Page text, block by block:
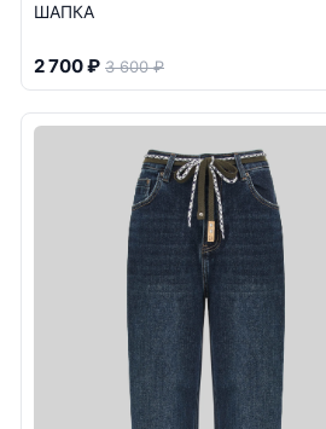
ШАПКА
2 700 ₽ 3 600 ₽